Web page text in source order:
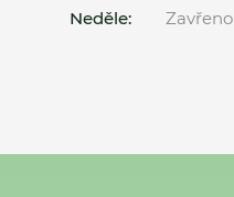
Neděle:
Zavřeno